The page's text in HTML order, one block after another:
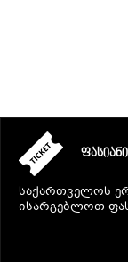
საქართველოს
ისარგებლოთ